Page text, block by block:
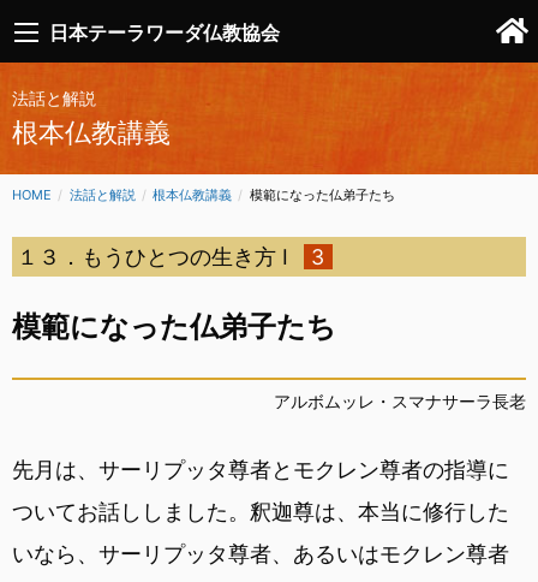
日本テーラワーダ仏教協会
法話と解説
根本仏教講義
HOME 法話と解説 根本仏教講義 CURRENT:
模範になった仏弟子たち
１３．もうひとつの生き方 I 3
模範になった仏弟子たち
アルボムッレ・スマナサーラ長老
先月は、サーリプッタ尊者とモクレン尊者の指導に
ついてお話ししました。釈迦尊は、本当に修行した
いなら、サーリプッタ尊者、あるいはモクレン尊者